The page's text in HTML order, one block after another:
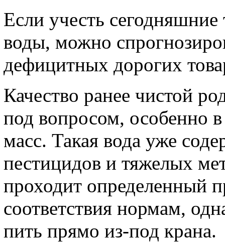
Если учесть
воды, можно
дефицитных дорогих
Качество ранее чистой
под вопросом, особенно
масс. Такая вода уже
пестицидов и тяжелых
проходит определенный
соответствия нормам,
пить прямо из-под крана.